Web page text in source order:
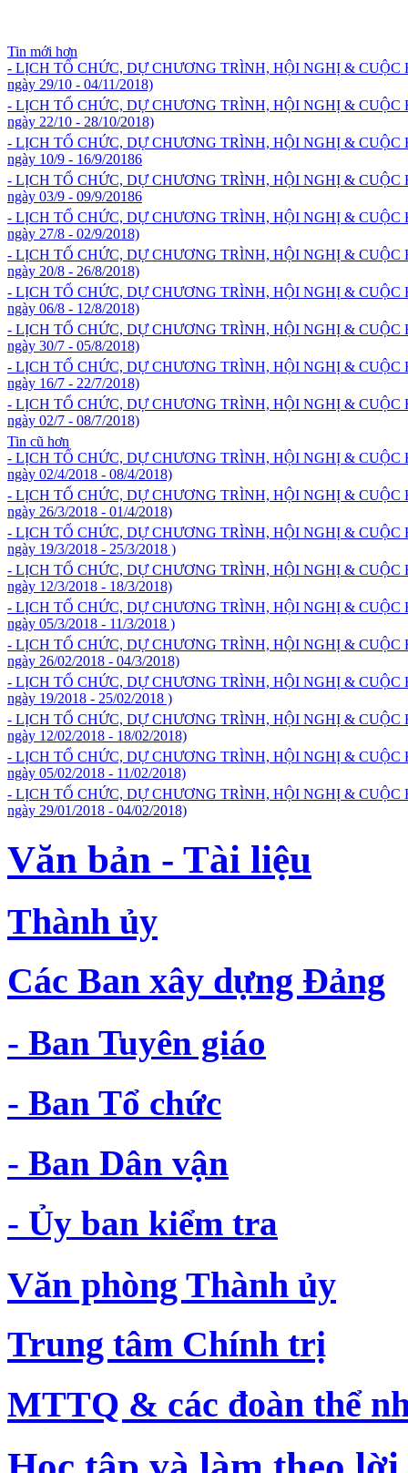
Tin mới hơn
- LỊCH TỔ CHỨC, DỰ CHƯƠNG TRÌNH, HỘI NGHỊ &
ngày 29/10 - 04/11/2018)
- LỊCH TỔ CHỨC, DỰ CHƯƠNG TRÌNH, HỘI NGHỊ &
ngày 22/10 - 28/10/2018)
- LỊCH TỔ CHỨC, DỰ CHƯƠNG TRÌNH, HỘI NGHỊ &
ngày 10/9 - 16/9/20186
- LỊCH TỔ CHỨC, DỰ CHƯƠNG TRÌNH, HỘI NGHỊ &
ngày 03/9 - 09/9/20186
- LỊCH TỔ CHỨC, DỰ CHƯƠNG TRÌNH, HỘI NGHỊ &
ngày 27/8 - 02/9/2018)
- LỊCH TỔ CHỨC, DỰ CHƯƠNG TRÌNH, HỘI NGHỊ &
ngày 20/8 - 26/8/2018)
- LỊCH TỔ CHỨC, DỰ CHƯƠNG TRÌNH, HỘI NGHỊ &
ngày 06/8 - 12/8/2018)
- LỊCH TỔ CHỨC, DỰ CHƯƠNG TRÌNH, HỘI NGHỊ &
ngày 30/7 - 05/8/2018)
- LỊCH TỔ CHỨC, DỰ CHƯƠNG TRÌNH, HỘI NGHỊ &
ngày 16/7 - 22/7/2018)
- LỊCH TỔ CHỨC, DỰ CHƯƠNG TRÌNH, HỘI NGHỊ &
ngày 02/7 - 08/7/2018)
Tin cũ hơn
- LỊCH TỔ CHỨC, DỰ CHƯƠNG TRÌNH, HỘI NGHỊ &
ngày 02/4/2018 - 08/4/2018)
- LỊCH TỔ CHỨC, DỰ CHƯƠNG TRÌNH, HỘI NGHỊ &
ngày 26/3/2018 - 01/4/2018)
- LỊCH TỔ CHỨC, DỰ CHƯƠNG TRÌNH, HỘI NGHỊ &
ngày 19/3/2018 - 25/3/2018 )
- LỊCH TỔ CHỨC, DỰ CHƯƠNG TRÌNH, HỘI NGHỊ &
ngày 12/3/2018 - 18/3/2018)
- LỊCH TỔ CHỨC, DỰ CHƯƠNG TRÌNH, HỘI NGHỊ &
ngày 05/3/2018 - 11/3/2018 )
- LỊCH TỔ CHỨC, DỰ CHƯƠNG TRÌNH, HỘI NGHỊ &
ngày 26/02/2018 - 04/3/2018)
- LỊCH TỔ CHỨC, DỰ CHƯƠNG TRÌNH, HỘI NGHỊ &
ngày 19/2018 - 25/02/2018 )
- LỊCH TỔ CHỨC, DỰ CHƯƠNG TRÌNH, HỘI NGHỊ &
ngày 12/02/2018 - 18/02/2018)
- LỊCH TỔ CHỨC, DỰ CHƯƠNG TRÌNH, HỘI NGHỊ &
ngày 05/02/2018 - 11/02/2018)
- LỊCH TỔ CHỨC, DỰ CHƯƠNG TRÌNH, HỘI NGHỊ &
ngày 29/01/2018 - 04/02/2018)
Văn bản - Tài liệu
Thành ủy
Các Ban xây dựng Đảng
- Ban Tuyên giáo
- Ban Tổ chức
- Ban Dân vận
- Ủy ban kiểm tra
Văn phòng Thành ủy
Trung tâm Chính trị
MTTQ & các đoàn thể